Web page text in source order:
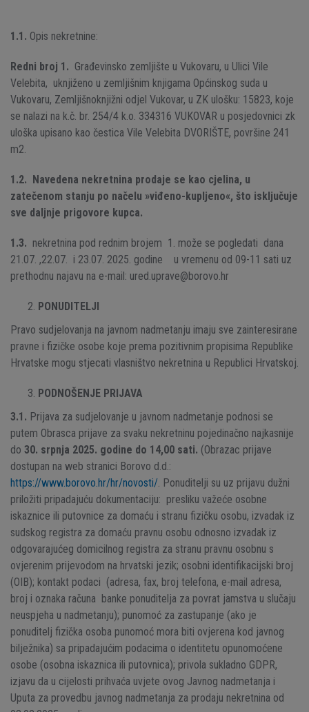
1.1. Opis nekretnine:
Redni broj 1. Građevinsko zemljište u Vukovaru, u Ulici Vile
Velebita, uknjiženo u zemljišnim knjigama Općinskog suda u
Vukovaru, Zemljišnoknjižni odjel Vukovar, u ZK ulošku: 15823, koje
se nalazi na k.č. br. 254/4 k.o. 334316 VUKOVAR u posjedovnici zk
uloška upisano kao čestica Vile Velebita DVORIŠTE, površine 241
m2.
1.2. Navedena nekretnina prodaje se kao cjelina, u
zatečenom stanju po načelu »viđeno-kupljeno«, što isključuje
sve daljnje prigovore kupca.
1.3. nekretnina pod rednim brojem 1. može se pogledati dana
21.07. ,22.07. i 23.07. 2025. godine u vremenu od 09-11 sati uz
prethodnu najavu na e-mail: ured.uprave@borovo.hr
PONUDITELJI
Pravo sudjelovanja na javnom nadmetanju imaju sve zainteresirane
pravne i fizičke osobe koje prema pozitivnim propisima Republike
Hrvatske mogu stjecati vlasništvo nekretnina u Republici Hrvatskoj.
PODNOŠENJE PRIJAVA
3.1. Prijava za sudjelovanje u javnom nadmetanje podnosi se
putem Obrasca prijave za svaku nekretninu pojedinačno najkasnije
do 30. srpnja 2025. godine do 14,00 sati. (Obrazac prijave
dostupan na web stranici Borovo d.d.:
https://www.borovo.hr/hr/novosti/. Ponuditelji su uz prijavu dužni
priložiti pripadajuću dokumentaciju: presliku važeće osobne
iskaznice ili putovnice za domaću i stranu fizičku osobu, izvadak iz
sudskog registra za domaću pravnu osobu odnosno izvadak iz
odgovarajućeg domicilnog registra za stranu pravnu osobnu s
ovjerenim prijevodom na hrvatski jezik; osobni identifikacijski broj
(OIB); kontakt podaci (adresa, fax, broj telefona, e-mail adresa,
broj i oznaka računa banke ponuditelja za povrat jamstva u slučaju
neuspjeha u nadmetanju); punomoć za zastupanje (ako je
ponuditelj fizička osoba punomoć mora biti ovjerena kod javnog
bilježnika) sa pripadajućim podacima o identitetu opunomoćene
osobe (osobna iskaznica ili putovnica); privola sukladno GDPR,
izjavu da u cijelosti prihvaća uvjete ovog Javnog nadmetanja i
Uputa za provedbu javnog nadmetanja za prodaju nekretnina od